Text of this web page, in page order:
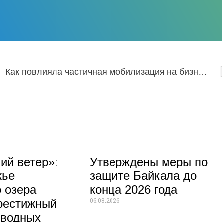
Как повлияла частичная мобилизация на бизнес в Бурятии
ветер»:
озера
Утверждены меры по
защите Байкала до
конца 2026 года
06.08.2026